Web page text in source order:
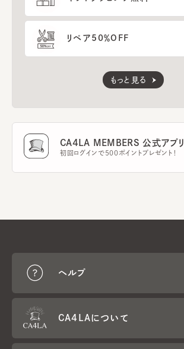
リペア50％OFF
もっと見る
CA4LA MEMBERS 公式アプリ
初回ログインで500ポイントプレゼント！
ヘルプ
CA4LAについて